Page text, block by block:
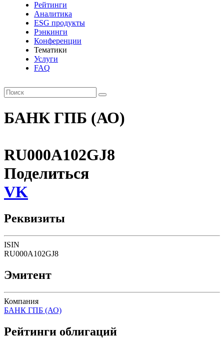
Рейтинги
Аналитика
ESG продукты
Рэнкинги
Конференции
Тематики
Услуги
FAQ
БАНК ГПБ (АО)
RU000A102GJ8
Поделиться
VK
Реквизиты
ISIN
RU000A102GJ8
Эмитент
Компания
БАНК ГПБ (АО)
Рейтинги облигаций